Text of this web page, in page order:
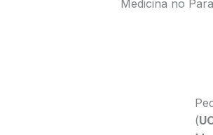
Medicina no
(